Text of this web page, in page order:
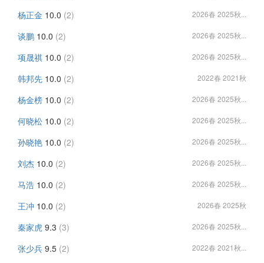
杨正金 10.0 (2) 2026春 2025秋...
谈鹏 10.0 (2) 2026春 2025秋...
项晟祺 10.0 (2) 2026春 2025秋...
韩邦先 10.0 (2) 2022春 2021秋
杨金榜 10.0 (2) 2026春 2025秋...
何晓松 10.0 (2) 2026春 2025秋...
孙晓艳 10.0 (2) 2026春 2025秋...
刘杰 10.0 (2) 2026春 2025秋...
马浩 10.0 (2) 2026春 2025秋...
王冲 10.0 (2) 2026春 2025秋
秦家虎 9.3 (3) 2026春 2025秋...
张少兵 9.5 (2) 2022春 2021秋...